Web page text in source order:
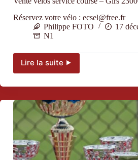
Réservez votre vélo : ecsel@free.fr
Philippe FOTO
17
N1
Lire la suite ⯈
Vente
service
–
Girs
2300€
–
Trek
2900€